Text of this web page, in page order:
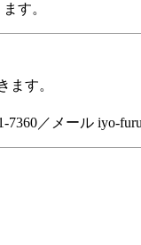
す。
ます。
／メール iyo-